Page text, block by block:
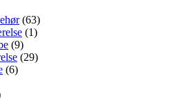
(63)
(1)
(9)
(29)
(6)